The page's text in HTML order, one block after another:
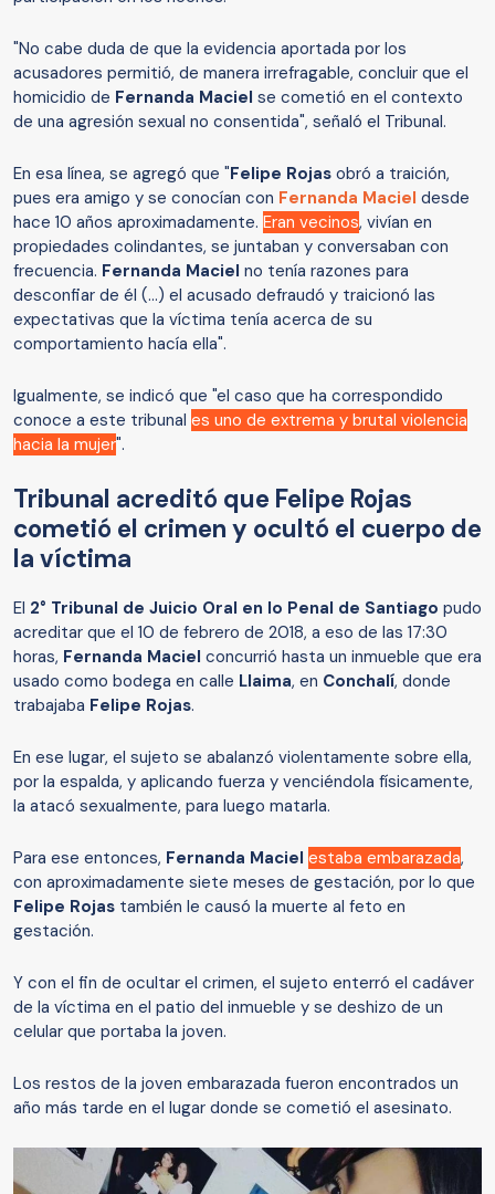
"No cabe duda de que la evidencia aportada por los
acusadores permitió, de manera irrefragable, concluir que el
homicidio de Fernanda Maciel se cometió en el contexto
de una agresión sexual no consentida", señaló el Tribunal.
En esa línea, se agregó que "Felipe Rojas obró a traición,
pues era amigo y se conocían con Fernanda Maciel desde
hace 10 años aproximadamente. Eran vecinos, vivían en
propiedades colindantes, se juntaban y conversaban con
frecuencia. Fernanda Maciel no tenía razones para
desconfiar de él (...) el acusado defraudó y traicionó las
expectativas que la víctima tenía acerca de su
comportamiento hacía ella".
Igualmente, se indicó que "el caso que ha correspondido
conoce a este tribunal es uno de extrema y brutal violencia
hacia la mujer".
Tribunal acreditó que Felipe Rojas
cometió el crimen y ocultó el cuerpo de
la víctima
El 2° Tribunal de Juicio Oral en lo Penal de Santiago pudo
acreditar que el 10 de febrero de 2018, a eso de las 17:30
horas, Fernanda Maciel concurrió hasta un inmueble que era
usado como bodega en calle Llaima, en Conchalí, donde
trabajaba Felipe Rojas.
En ese lugar, el sujeto se abalanzó violentamente sobre ella,
por la espalda, y aplicando fuerza y venciéndola físicamente,
la atacó sexualmente, para luego matarla.
Para ese entonces, Fernanda Maciel estaba embarazada,
con aproximadamente siete meses de gestación, por lo que
Felipe Rojas también le causó la muerte al feto en
gestación.
Y con el fin de ocultar el crimen, el sujeto enterró el cadáver
de la víctima en el patio del inmueble y se deshizo de un
celular que portaba la joven.
Los restos de la joven embarazada fueron encontrados un
año más tarde en el lugar donde se cometió el asesinato.